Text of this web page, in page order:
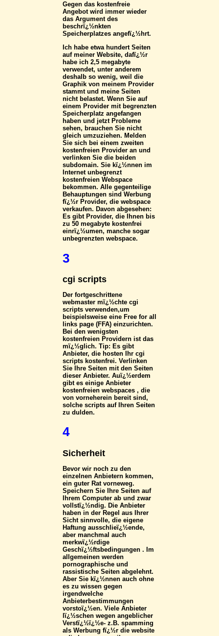
Gegen das kostenfreie
Angebot wird immer wieder
das Argument des
beschrï¿½nkten
Speicherplatzes angefï¿½hrt.
Ich habe etwa hundert Seiten
auf meiner Website, dafï¿½r
habe ich 2,5 megabyte
verwendet, unter anderem
deshalb so wenig, weil die
Graphik von meinem Provider
stammt und meine Seiten
nicht belastet. Wenn Sie auf
einem Provider mit begrenzten
Speicherplatz angefangen
haben und jetzt Probleme
sehen, brauchen Sie nicht
gleich umzuziehen. Melden
Sie sich bei einem zweiten
kostenfreien Provider an und
verlinken Sie die beiden
subdomain. Sie kï¿½nnen im
Internet unbegrenzt
kostenfreien Webspace
bekommen. Alle gegenteilige
Behauptungen sind Werbung
fï¿½r Provider, die webspace
verkaufen. Davon abgesehen:
Es gibt Provider, die Ihnen bis
zu 50 megabyte kostenfrei
einrï¿½umen, manche sogar
unbegrenzten webspace.
3
cgi scripts
Der fortgeschrittene
webmaster mï¿½chte cgi
scripts verwenden,um
beispielsweise eine Free for all
links page (FFA) einzurichten.
Bei den wenigsten
kostenfreien Providern ist das
mï¿½glich. Tip: Es gibt
Anbieter, die hosten Ihr cgi
scripts kostenfrei. Verlinken
Sie Ihre Seiten mit den Seiten
dieser Anbieter. Auï¿½erdem
gibt es einige Anbieter
kostenfreien webspaces , die
von vorneherein bereit sind,
solche scripts auf Ihren Seiten
zu dulden.
4
Sicherheit
Bevor wir noch zu den
einzelnen Anbietern kommen,
ein guter Rat vorneweg.
Speichern Sie Ihre Seiten auf
Ihrem Computer ab und zwar
vollstï¿½ndig. Die Anbieter
haben in der Regel aus Ihrer
Sicht sinnvolle, die eigene
Haftung ausschlieï¿½ende,
aber manchmal auch
merkwï¿½rdige
Geschï¿½ftsbedingungen . Im
allgemeinen werden
pornographische und
rassistische Seiten abgelehnt.
Aber Sie kï¿½nnen auch ohne
es zu wissen gegen
irgendwelche
Anbieterbestimmungen
vorstoï¿½en. Viele Anbieter
lï¿½schen wegen angeblicher
Verstï¿½ï¿½e- z.B. spamming
als Werbung fï¿½r die website